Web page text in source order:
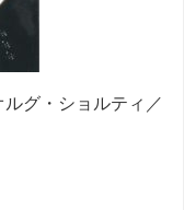
グ・ショルティ／